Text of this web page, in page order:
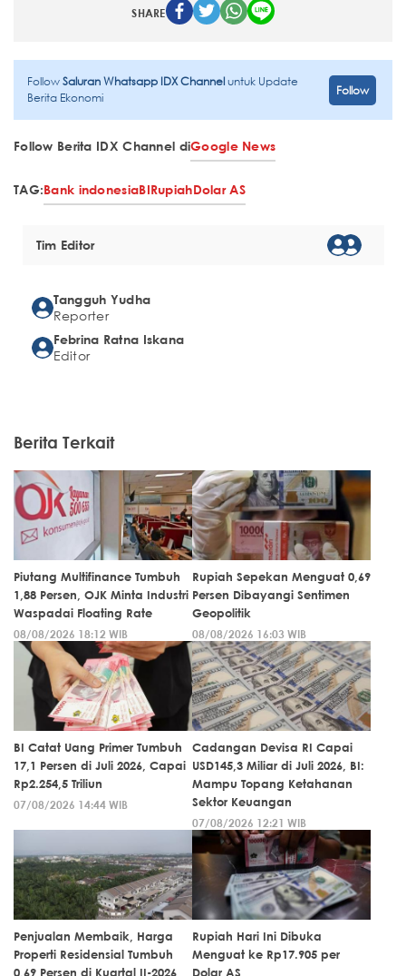
SHARE
FollowSaluran Whatsapp IDX Channeluntuk Update
Berita Ekonomi
Follow
Follow Berita IDX Channel diGoogle News
TAG:Bank indonesiaBIRupiahDolar AS
Tim Editor
Tangguh Yudha
Reporter
Febrina Ratna Iskana
Editor
Berita Terkait
Piutang Multifinance Tumbuh
1,88 Persen, OJK Minta Industri
Waspadai Floating Rate
08/08/2026 18:12 WIB
Rupiah Sepekan Menguat 0,69
Persen Dibayangi Sentimen
Geopolitik
08/08/2026 16:03 WIB
BI Catat Uang Primer Tumbuh
17,1 Persen di Juli 2026, Capai
Rp2.254,5 Triliun
07/08/2026 14:44 WIB
Cadangan Devisa RI Capai
USD145,3 Miliar di Juli 2026, BI:
Mampu Topang Ketahanan
Sektor Keuangan
07/08/2026 12:21 WIB
Penjualan Membaik, Harga
Properti Residensial Tumbuh
0,69 Persen di Kuartal II-2026
Rupiah Hari Ini Dibuka
Menguat ke Rp17.905 per
Dolar AS